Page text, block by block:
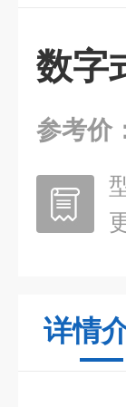
数字
参考价
详情